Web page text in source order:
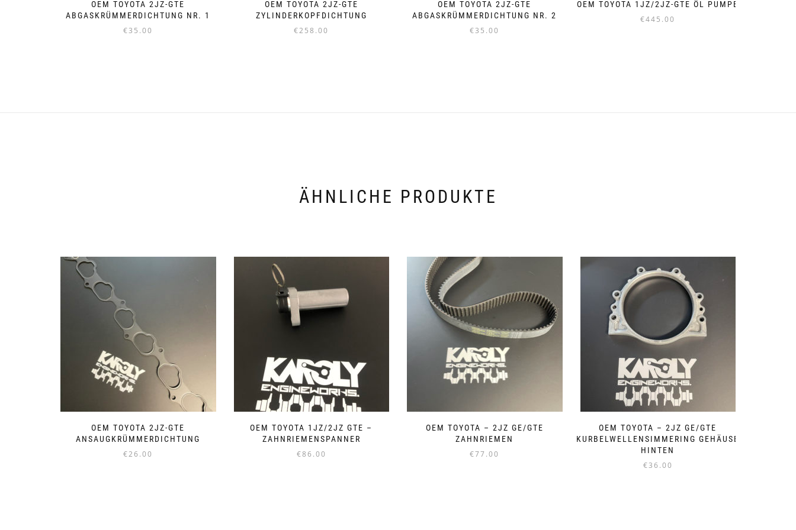
OEM TOYOTA 2JZ-GTE
ABGASKRÜMMERDICHTUNG NR. 1
€35.00
OEM TOYOTA 2JZ-GTE
ZYLINDERKOPFDICHTUNG
€258.00
OEM TOYOTA 2JZ-GTE
ABGASKRÜMMERDICHTUNG NR. 2
€35.00
OEM TOYOTA 1JZ/2JZ-GTE ÖL PUMPE
€445.00
ÄHNLICHE PRODUKTE
OEM TOYOTA 2JZ-GTE
ANSAUGKRÜMMERDICHTUNG
€26.00
OEM TOYOTA 1JZ/2JZ GTE –
ZAHNRIEMENSPANNER
€86.00
OEM TOYOTA – 2JZ GE/GTE
ZAHNRIEMEN
€77.00
OEM TOYOTA – 2JZ GE/GTE
KURBELWELLENSIMMERING GEHÄUSE
HINTEN
€36.00